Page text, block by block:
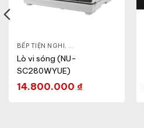
BẾP TIỆN NGHI, GIA DỤNG KHỎE & ĐẸP
Lò vi sóng (NU-
SC280WYUE)
14.800.000 ₫
CA - BÌNH ,NỒI CƠM ĐIỆN